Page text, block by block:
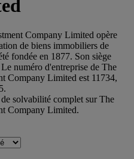
Company Limited opère
de biens immobiliers de
fondée en 1877. Son siège
numéro d'entreprise de The
Company Limited est 11734,
solvabilité complet sur The
Company Limited.